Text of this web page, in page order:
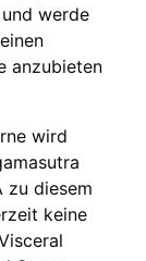
werde
anzubieten
wird
zu diesem
keine